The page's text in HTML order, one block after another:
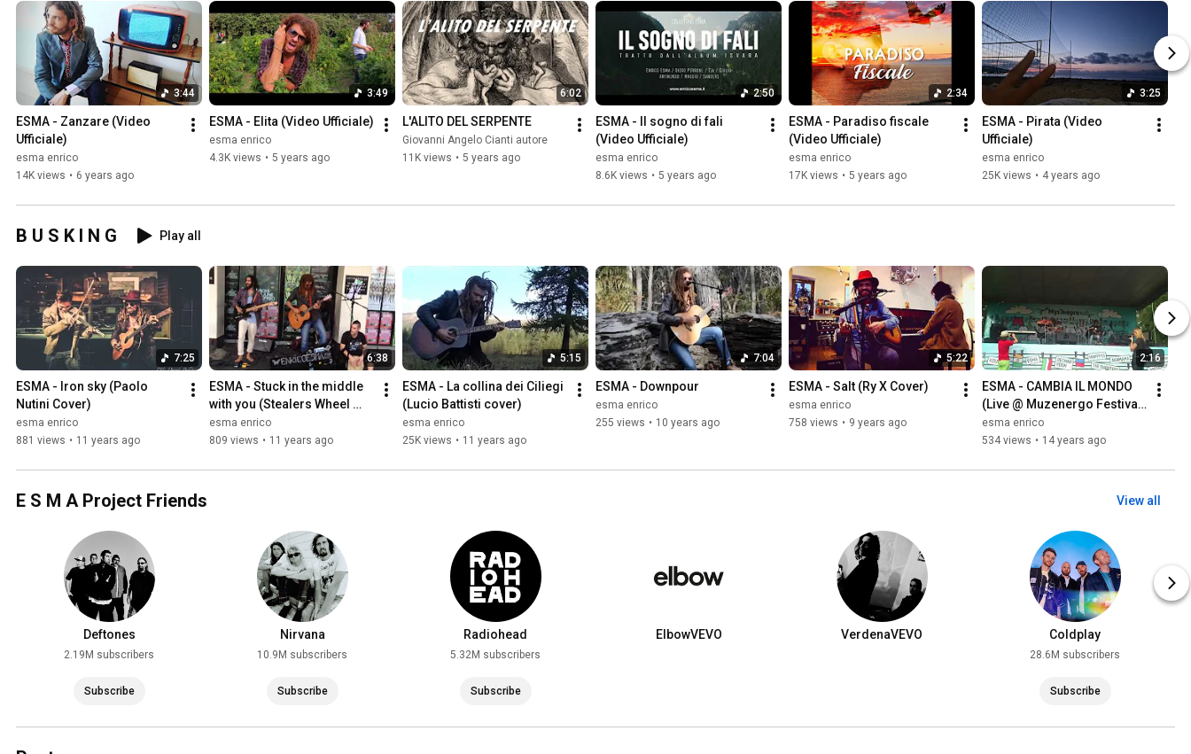
3:44
ESMA - Zanzare (Video
Ufficiale)
esma enrico
14K views • 6 years ago
3:49
ESMA - Elita (Video Ufficiale)
esma enrico
4.3K views • 5 years ago
6:02
L'ALITO DEL SERPENTE
Giovanni Angelo Cianti autore
11K views • 5 years ago
2:50
ESMA - Il sogno di fali
(Video Ufficiale)
esma enrico
8.6K views • 5 years ago
2:34
ESMA - Paradiso fiscale
(Video Ufficiale)
esma enrico
17K views • 5 years ago
3:25
ESMA - Pirata (Video
Ufficiale)
esma enrico
25K views • 4 years ago
B U S K I N G Play all
7:25
ESMA - Iron sky (Paolo
Nutini Cover)
esma enrico
881 views • 11 years ago
6:38
ESMA - Stuck in the middle
with you (Stealers Wheel
Cover)
esma enrico
809 views • 11 years ago
5:15
ESMA - La collina dei Ciliegi
(Lucio Battisti cover)
esma enrico
25K views • 11 years ago
7:04
ESMA - Downpour
esma enrico
255 views • 10 years ago
5:22
ESMA - Salt (Ry X Cover)
esma enrico
758 views • 9 years ago
2:16
ESMA - CAMBIA IL MONDO
(Live @ Muzenergo Festival
- Moscow - Russia)
esma enrico
534 views • 14 years ago
E S M A Project Friends View all
Deftones
2.19M subscribers
Subscribe
Nirvana
10.9M subscribers
Subscribe
Radiohead
5.32M subscribers
Subscribe
ElbowVEVO VerdenaVEVO Coldplay
28.6M subscribers
Subscribe